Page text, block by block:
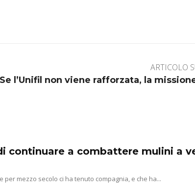
ARTICOLO
Se l’Unifil non viene rafforzata, la
continuare a combattere mulini a
per mezzo secolo ci ha tenuto compagnia, e che ha...